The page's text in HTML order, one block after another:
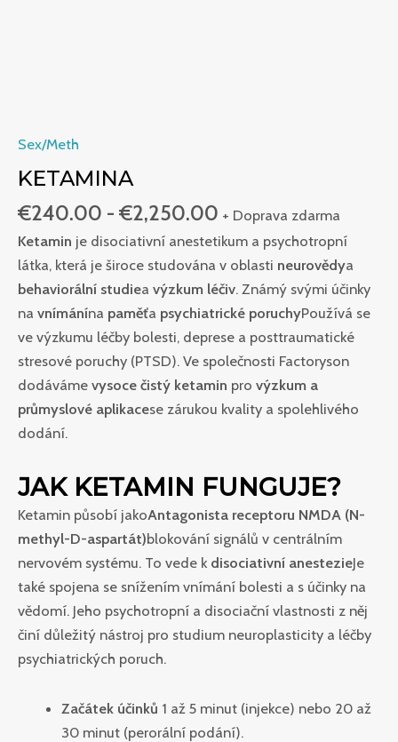
Sex/Meth
KETAMINA
€240.00 - €2,250.00 + Doprava zdarma
Ketamin je disociativní anestetikum a psychotropní
látka, která je široce studována v oblasti neurovědya
behaviorální studiea výzkum léčiv. Známý svými účinky
na vnímánína paměťa psychiatrické poruchyPoužívá se
ve výzkumu léčby bolesti, deprese a posttraumatické
stresové poruchy (PTSD). Ve společnosti Factoryson
dodáváme vysoce čistý ketamin pro výzkum a
průmyslové aplikacese zárukou kvality a spolehlivého
dodání.
JAK KETAMIN FUNGUJE?
Ketamin působí jakoAntagonista receptoru NMDA (N-
methyl-D-aspartát)blokování signálů v centrálním
nervovém systému. To vede k disociativní anestezieJe
také spojena se snížením vnímání bolesti a s účinky na
vědomí. Jeho psychotropní a disociační vlastnosti z něj
činí důležitý nástroj pro studium neuroplasticity a léčby
psychiatrických poruch.
Začátek účinků 1 až 5 minut (injekce) nebo 20 až
30 minut (perorální podání).